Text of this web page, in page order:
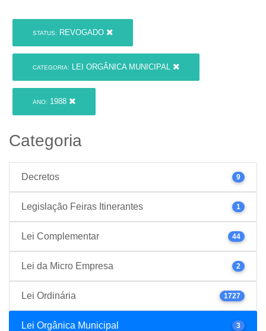
STATUS: REVOGADO
CATEGORIA: LEI ORGÂNICA MUNICIPAL
ANO: 1988
Categoria
Decretos 9
Legislação Feiras Itinerantes 1
Lei Complementar 44
Lei da Micro Empresa 2
Lei Ordinária 1727
Lei Orgânica Municipal 3